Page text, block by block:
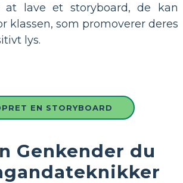
at lave et storyboard, de kan
klassen, som promoverer deres
lys.
EN STORYBOARD
Genkender du